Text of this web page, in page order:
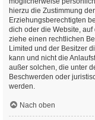
hierzu die Zustimmung
Erziehungsberechtigten
dich oder die Website,
ziehe einen rechtlichen
Limited und der Besitzer
kann und nicht die
außer solchen, die unter
Beschwerden oder
werden.
Nach oben